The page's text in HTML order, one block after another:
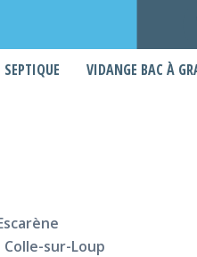
VIDANGE BAC À
sur-Loup